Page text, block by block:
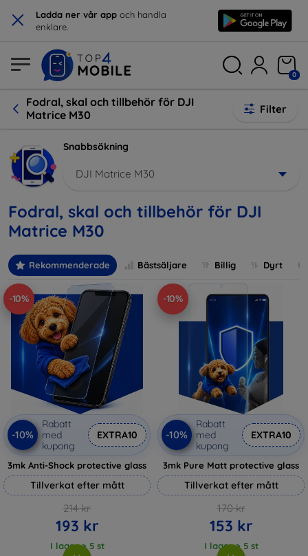
× Ladda ner vår app och handla
enklare.
0
Fodral, skal och tillbehör för DJI
Matrice M30
Filter
Snabbsökning
DJI Matrice M30
Fodral, skal och tillbehör för DJI
Matrice M30
Rekommenderade Bästsäljare Billig Dyrt
-10%
-10%
Rabatt
med
kupong
EXTRA10
3mk Anti-Shock protective glass
Tillverkat efter mått
214 kr
193 kr
I lager > 5 st
-10%
-10%
Rabatt
med
kupong
EXTRA10
3mk Pure Matt protective glass
Tillverkat efter mått
170 kr
153 kr
I lager > 5 st